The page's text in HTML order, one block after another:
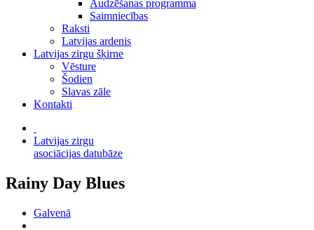
Audzēšanas programma
Saimniecības
Raksti
Latvijas ardenis
Latvijas zirgu šķirne
Vēsture
Šodien
Slavas zāle
Kontakti
Latvijas zirgu
asociācijas datubāze
Rainy Day Blues
Galvenā